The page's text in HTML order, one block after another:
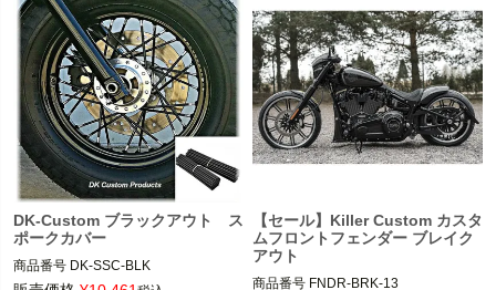
DK-Custom ブラックアウト ス
ポークカバー
商品番号 DK-SSC-BLK
【セール】Killer Custom カスタ
ムフロントフェンダー ブレイク
アウト
商品番号 FNDR-BRK-13